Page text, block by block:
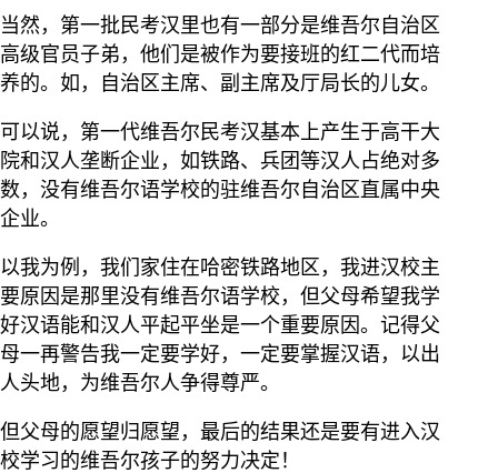
当然，第一批民考汉里也有一部分是维吾尔自治区
高级官员子弟，他们是被作为要接班的红二代而培
养的。如，自治区主席、副主席及厅局长的儿女。
可以说，第一代维吾尔民考汉基本上产生于高干大
院和汉人垄断企业，如铁路、兵团等汉人占绝对多
数，没有维吾尔语学校的驻维吾尔自治区直属中央
企业。
以我为例，我们家住在哈密铁路地区，我进汉校主
要原因是那里没有维吾尔语学校，但父母希望我学
好汉语能和汉人平起平坐是一个重要原因。记得父
母一再警告我一定要学好，一定要掌握汉语，以出
人头地，为维吾尔人争得尊严。
但父母的愿望归愿望，最后的结果还是要有进入汉
校学习的维吾尔孩子的努力决定！